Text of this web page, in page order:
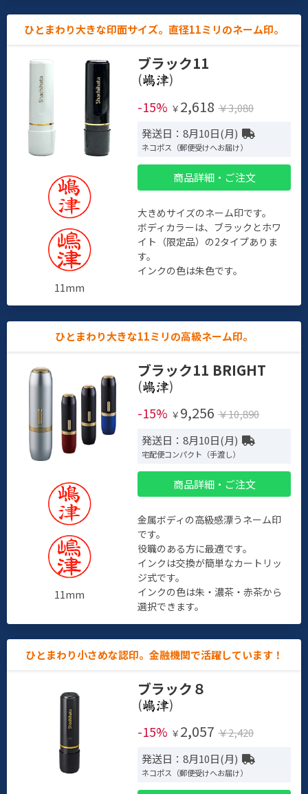
ひとまわり大きな印面サイズ。直径11ミリのネーム印。
11mm
ブラック11
(
)
-15% ￥ 2,618 ￥3,080
発送日：8月10日(月)
ネコポス（郵便受けへお届け）
商品詳細・ご注文
大きめサイズのネーム印です。
ボディカラーは、ブラックとホワ
イト（限定品）の2タイプありま
す。
インクの色は朱色です。
ひとまわり大きな11ミリの高級ネーム印。
11mm
ブラック11 BRIGHT
(
)
-15% ￥ 9,256 ￥10,890
発送日：8月10日(月)
宅配便コンパクト（手渡し）
商品詳細・ご注文
金属ボディの高級感漂うネーム印
です。
役職のある方に最適です。
インクは交換が簡単なカートリッ
ジ式です。
インクの色は朱・濃茶・赤茶から
選択できます。
ひとまわり小さめな認印。金融機関で活躍しています！
ブラック８
(
)
-15% ￥ 2,057 ￥2,420
発送日：8月10日(月)
ネコポス（郵便受けへお届け）